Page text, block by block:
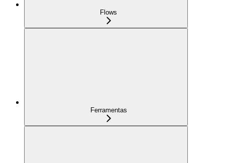
Flows
Ferramentas